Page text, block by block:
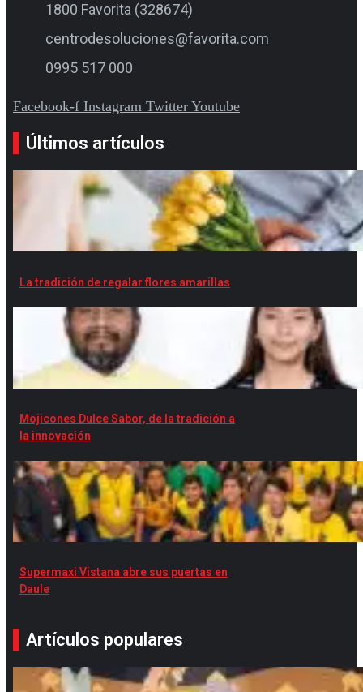
1800 Favorita (328674)
centrodesoluciones@favorita.com
0995 517 000
Facebook-f Instagram Twitter Youtube
Últimos artículos
La tradición de regalar flores amarillas
Mojicones Dulce Sabor, de la tradición a
la innovación
Supermaxi Vistana abre sus puertas en
Daule
Artículos populares